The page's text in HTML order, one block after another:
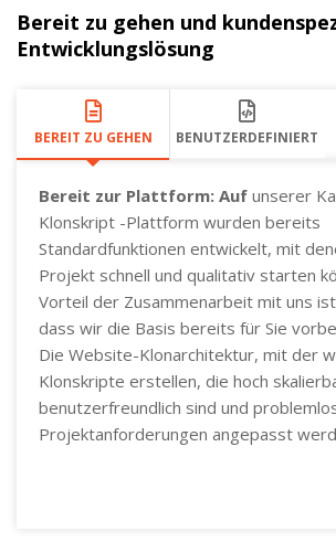
Bereit zu gehen und
Entwicklungslösung
BEREIT ZU GEHEN BENUTZERDEFINIERT
Bereit zur Plattform: Auf unserer
Klonskript -Plattform wurden bereits
Standardfunktionen entwickelt, mit
Projekt schnell und qualitativ starten
Vorteil der Zusammenarbeit mit uns
dass wir die Basis bereits für Sie
Die Website-Klonarchitektur, mit der
Klonskripte erstellen, die hoch
benutzerfreundlich sind und
Projektanforderungen angepasst